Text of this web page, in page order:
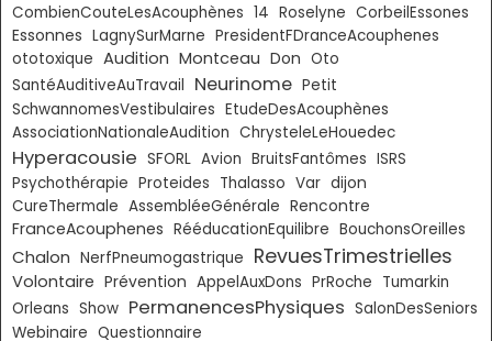
CombienCouteLesAcouphènes 14 Roselyne CorbeilEssones
Essonnes LagnySurMarne PresidentFDranceAcouphenes
ototoxique Audition Montceau Don Oto
SantéAuditiveAuTravail Neurinome Petit
SchwannomesVestibulaires EtudeDesAcouphènes
AssociationNationaleAudition ChrysteleLeHouedec
Hyperacousie SFORL Avion BruitsFantômes ISRS
Psychothérapie Proteides Thalasso Var dijon
CureThermale AssembléeGénérale Rencontre
FranceAcouphenes RééducationEquilibre BouchonsOreilles
Chalon NerfPneumogastrique RevuesTrimestrielles
Volontaire Prévention AppelAuxDons PrRoche Tumarkin
Orleans Show PermanencesPhysiques SalonDesSeniors
Webinaire Questionnaire